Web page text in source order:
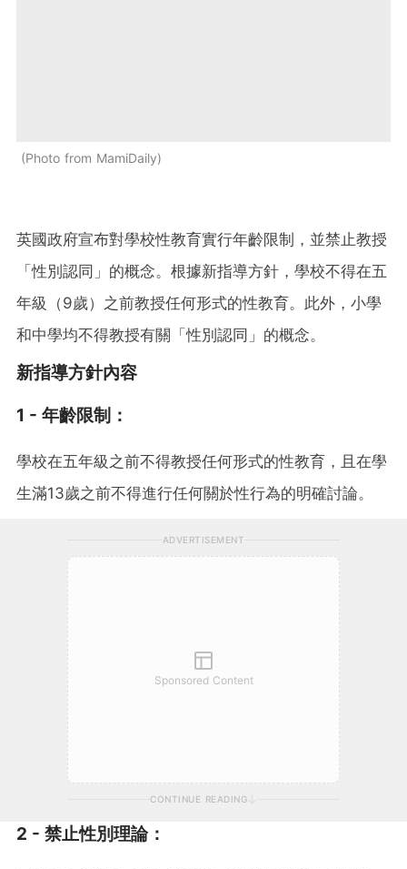
Photo from MamiDaily
英國政府宣布對學校性教育實行年齡限制，並禁止教授
「性別認同」的概念。根據新指導方針，學校不得在五
年級（9歲）之前教授任何形式的性教育。此外，小學
和中學均不得教授有關「性別認同」的概念。
新指導方針內容
1 - 年齡限制 ：
學校在五年級之前不得教授任何形式的性教育，且在學
生滿13歲之前不得進行任何關於性行為的明確討論。
ADVERTISEMENT
Sponsored Content
CONTINUE READING
2 - 禁止性別理論：